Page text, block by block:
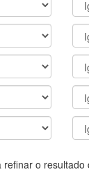
refinar o resultado